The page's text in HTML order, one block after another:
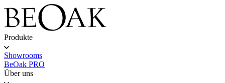
Produkte
Showrooms
BeOak PRO
Über uns